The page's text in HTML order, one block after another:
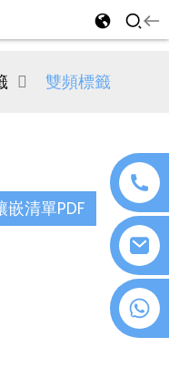
雙頻標籤
嵌清單PDF